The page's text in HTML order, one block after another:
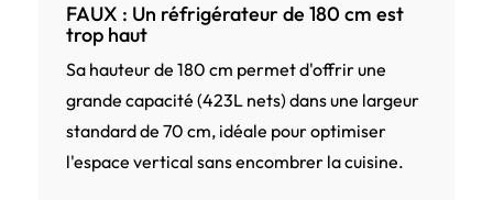
FAUX : Un réfrigérateur de 180 cm est
trop haut
Sa hauteur de 180 cm permet d'offrir une
grande capacité (423L nets) dans une largeur
standard de 70 cm, idéale pour optimiser
l'espace vertical sans encombrer la cuisine.